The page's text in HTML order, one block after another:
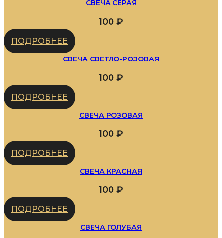
СВЕЧА СЕРАЯ
100 ₽
ПОДРОБНЕЕ
СВЕЧА СВЕТЛО-РОЗОВАЯ
100 ₽
ПОДРОБНЕЕ
СВЕЧА РОЗОВАЯ
100 ₽
ПОДРОБНЕЕ
СВЕЧА КРАСНАЯ
100 ₽
ПОДРОБНЕЕ
СВЕЧА ГОЛУБАЯ